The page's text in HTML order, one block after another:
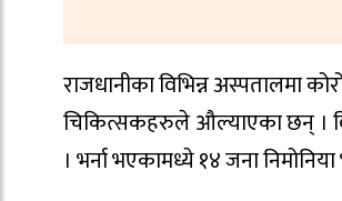
राजधानीका विभिन्न अस्पतालमा
चिकित्सकहरुले औल्याएका छन् ।
। भर्ना भएकामध्ये १४ जना